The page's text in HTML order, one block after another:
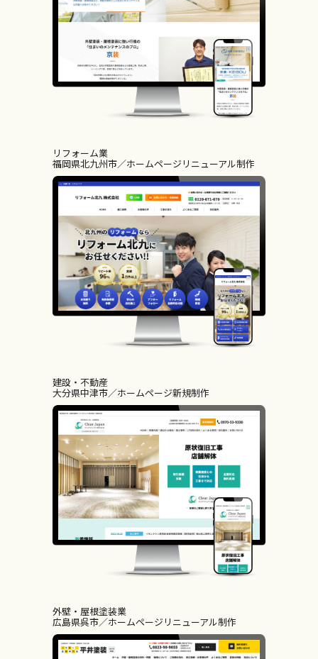
リフォーム業
福岡県北九州市 ホームページリニューアル制作
建設・不動産
大分県中津市 ホームページ新規制作
外壁・屋根塗装業
広島県呉市 ホームページリニューアル制作